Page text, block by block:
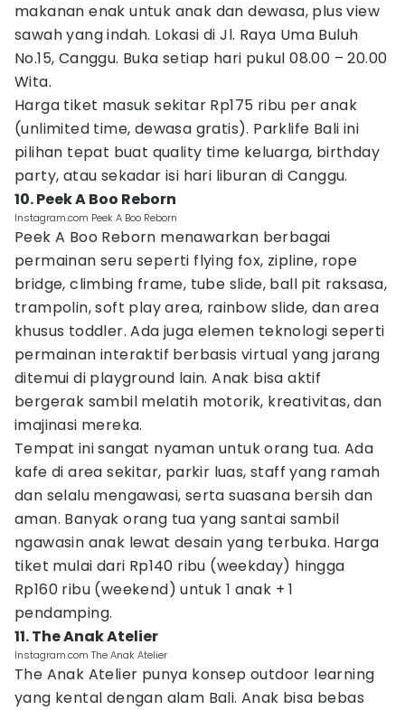
makanan enak untuk anak dan dewasa, plus view
sawah yang indah. Lokasi di Jl. Raya Uma Buluh
No.15, Canggu. Buka setiap hari pukul 08.00 – 20.00
Wita.
Harga tiket masuk sekitar Rp175 ribu per anak
(unlimited time, dewasa gratis). Parklife Bali ini
pilihan tepat buat quality time keluarga, birthday
party, atau sekadar isi hari liburan di Canggu.
10. Peek A Boo Reborn
Instagram.com Peek A Boo Reborn
Peek A Boo Reborn menawarkan berbagai
permainan seru seperti flying fox, zipline, rope
bridge, climbing frame, tube slide, ball pit raksasa,
trampolin, soft play area, rainbow slide, dan area
khusus toddler. Ada juga elemen teknologi seperti
permainan interaktif berbasis virtual yang jarang
ditemui di playground lain. Anak bisa aktif
bergerak sambil melatih motorik, kreativitas, dan
imajinasi mereka.
Tempat ini sangat nyaman untuk orang tua. Ada
kafe di area sekitar, parkir luas, staff yang ramah
dan selalu mengawasi, serta suasana bersih dan
aman. Banyak orang tua yang santai sambil
ngawasin anak lewat desain yang terbuka. Harga
tiket mulai dari Rp140 ribu (weekday) hingga
Rp160 ribu (weekend) untuk 1 anak + 1
pendamping.
11. The Anak Atelier
Instagram.com The Anak Atelier
The Anak Atelier punya konsep outdoor learning
yang kental dengan alam Bali. Anak bisa bebas